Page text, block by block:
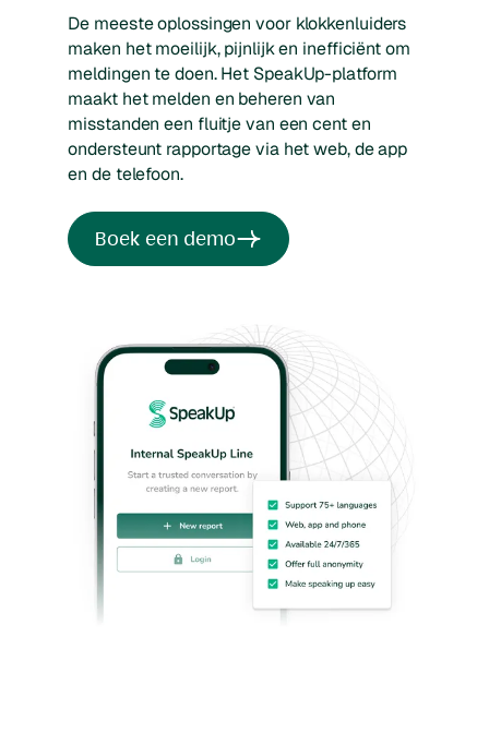
De meeste oplossingen voor klokkenluiders
maken het moeilijk, pijnlijk en inefficiënt om
meldingen te doen. Het SpeakUp-platform
maakt het melden en beheren van
misstanden een fluitje van een cent en
ondersteunt rapportage via het web, de app
en de telefoon.
Boek een demo